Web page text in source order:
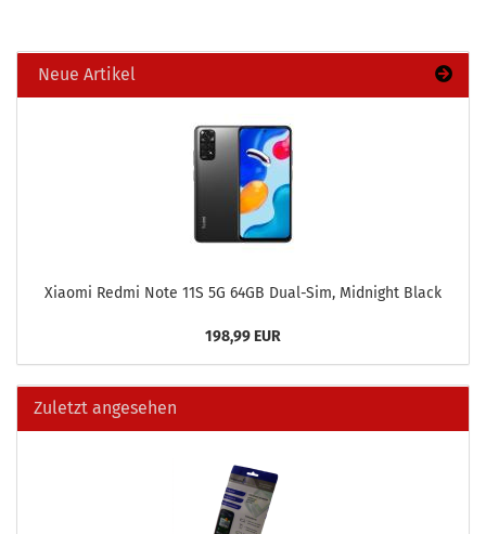
Neue Artikel
Xiao­mi Redmi Note 11S 5G 64GB Dual-​Sim, Mid­night Black
198,99 EUR
Zuletzt angesehen